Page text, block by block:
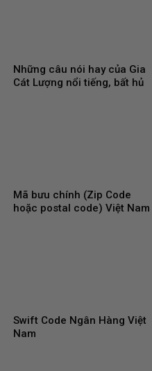
Những câu nói hay của Gia
Cát Lượng nổi tiếng, bất hủ
Mã bưu chính (Zip Code
hoặc postal code) Việt Nam
Swift Code Ngân Hàng Việt
Nam